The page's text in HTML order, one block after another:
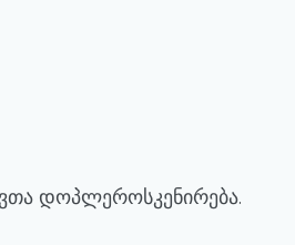
დოპლეროსკენირება.